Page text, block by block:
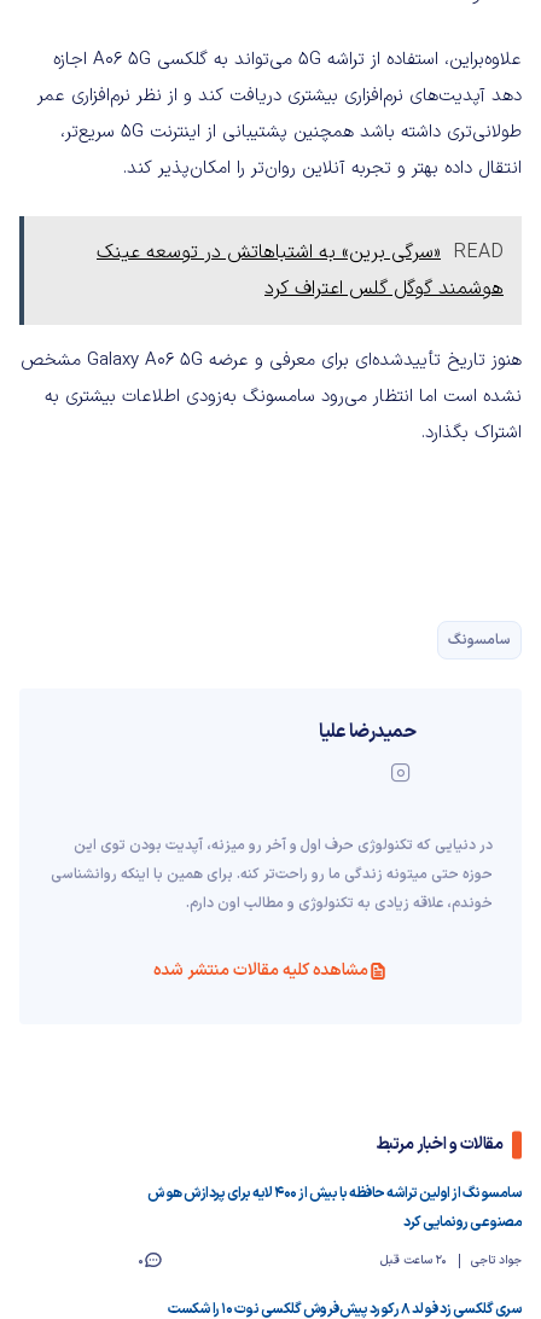
علاوه‌براین، استفاده از تراشه 5G می‌تواند به گلکسی A06 5G اجازه
دهد آپدیت‌های نرم‌افزاری بیشتری دریافت کند و از نظر نرم‌افزاری عمر
طولانی‌تری داشته باشد همچنین پشتیبانی از اینترنت 5G سریع‌تر،
انتقال داده بهتر و تجربه آنلاین روان‌تر را امکان‌پذیر کند.
READ «سرگی برین» به اشتباهاتش در توسعه عینک
هوشمند گوگل گلس اعتراف کرد
هنوز تاریخ تأییدشده‌ای برای معرفی و عرضه Galaxy A06 5G مشخص
نشده است اما انتظار می‌رود سامسونگ به‌زودی اطلاعات بیشتری به‌
اشتراک بگذارد.
سامسونگ
حمیدرضا علیا
در دنیایی که تکنولوژی حرف اول و آخر رو میزنه، آپدیت بودن توی این
حوزه حتی میتونه زندگی ما رو راحت‌تر کنه. برای همین با اینکه روانشناسی
خوندم، علاقه زیادی به تکنولوژی و مطالب اون دارم.
مشاهده کلیه مقالات منتشر شده
مقالات و اخبار مرتبط
سامسونگ از اولین تراشه حافظه با بیش از ۴۰۰ لایه برای پردازش هوش
مصنوعی رونمایی کرد
جواد تاجی 20 ساعت قبل 0
سری گلکسی زد فولد ۸ رکورد پیش‌فروش گلکسی نوت ۱۰ را شکست